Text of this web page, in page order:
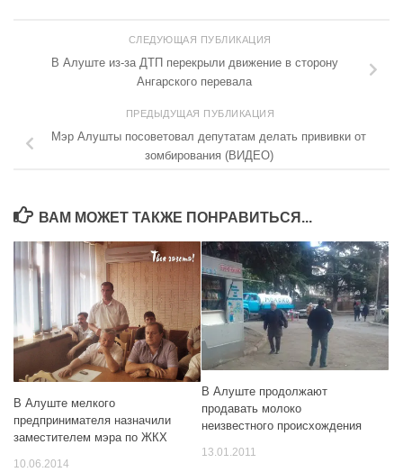
СЛЕДУЮЩАЯ ПУБЛИКАЦИЯ
В Алуште из-за ДТП перекрыли движение в сторону
Ангарского перевала
ПРЕДЫДУЩАЯ ПУБЛИКАЦИЯ
Мэр Алушты посоветовал депутатам делать прививки от
зомбирования (ВИДЕО)
ВАМ МОЖЕТ ТАКЖЕ ПОНРАВИТЬСЯ...
В Алуште мелкого
предпринимателя назначили
заместителем мэра по ЖКХ
10.06.2014
В Алуште продолжают
продавать молоко
неизвестного происхождения
13.01.2011